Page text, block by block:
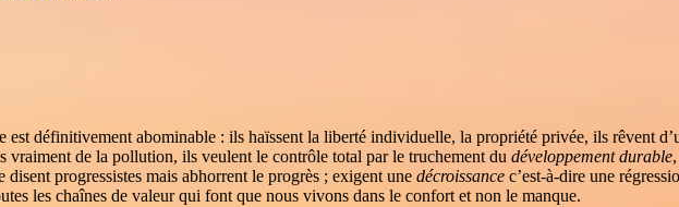
définitivement abominable : ils haïssent la liberté individuelle, la propriété privée, ils rêvent
vraiment de la pollution, ils veulent le contrôle total par le truchement du développement durable
disent progressistes mais abhorrent le progrès ; exigent une décroissance c’est-à-dire une
les chaînes de valeur qui font que nous vivons dans le confort et non le manque.